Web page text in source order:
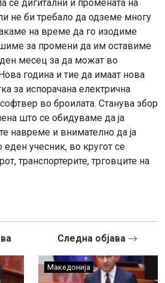
се дигитални и промената на
не би требало да одземе многу
на време да го изодиме
за промени да им оставиме
месец за да можат во
година и тие да имаат нова
за испорачана електрична
во броилата. Станува збор
што се обидуваме да ја
навреме и внимателно да ја
учесник, во кругот се
транспортерите, трговците на
Следна објава
Македонија